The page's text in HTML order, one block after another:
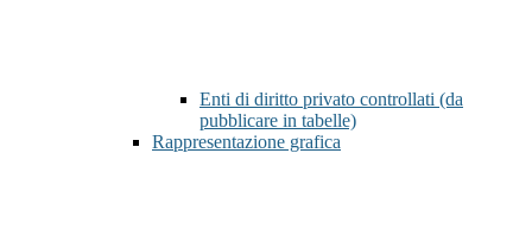
Enti di diritto privato controllati (da
pubblicare in tabelle)
Rappresentazione grafica